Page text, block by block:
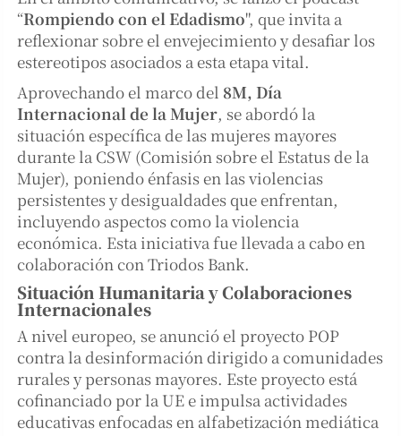
“Rompiendo con el Edadismo", que invita a
reflexionar sobre el envejecimiento y desafiar los
estereotipos asociados a esta etapa vital.
Aprovechando el marco del 8M, Día
Internacional de la Mujer, se abordó la
situación específica de las mujeres mayores
durante la CSW (Comisión sobre el Estatus de la
Mujer), poniendo énfasis en las violencias
persistentes y desigualdades que enfrentan,
incluyendo aspectos como la violencia
económica. Esta iniciativa fue llevada a cabo en
colaboración con Triodos Bank.
Situación Humanitaria y Colaboraciones
Internacionales
A nivel europeo, se anunció el proyecto POP
contra la desinformación dirigido a comunidades
rurales y personas mayores. Este proyecto está
cofinanciado por la UE e impulsa actividades
educativas enfocadas en alfabetización mediática